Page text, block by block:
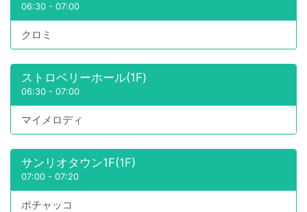
06:30 - 07:00
クロミ
ストロベリーホール(1F)
06:30 - 07:00
マイメロディ
サンリオタウン1F(1F)
07:00 - 07:20
ポチャッコ